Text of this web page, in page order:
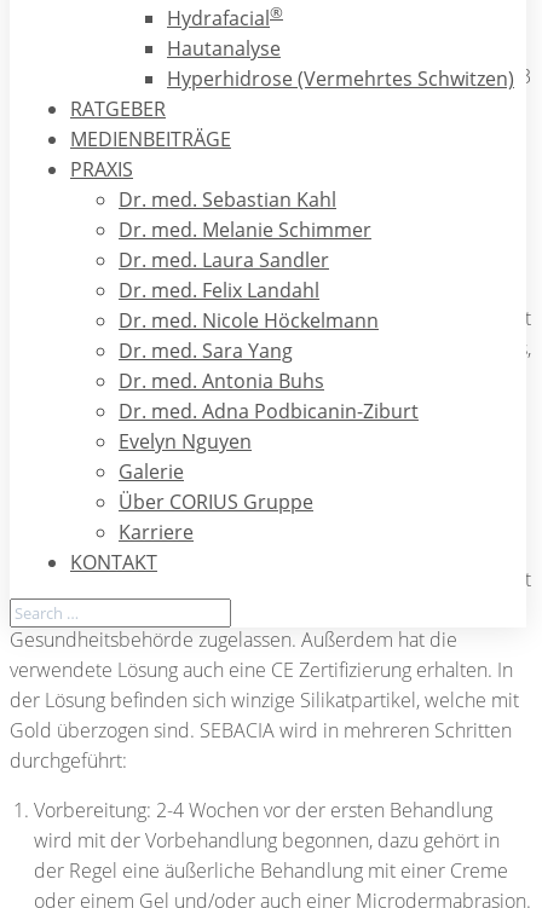
Hydrafacial®
Hautanalyse
Hyperhidrose (Vermehrtes Schwitzen)
RATGEBER
MEDIENBEITRÄGE
PRAXIS
Dr. med. Sebastian Kahl
Dr. med. Melanie Schimmer
Dr. med. Laura Sandler
Dr. med. Felix Landahl
Dr. med. Nicole Höckelmann
Dr. med. Sara Yang
Dr. med. Antonia Buhs
Dr. med. Adna Podbicanin-Ziburt
Evelyn Nguyen
Galerie
Über CORIUS Gruppe
Karriere
KONTAKT
Das bedeutet, der Patient nimmt Tabletten ein. Es handelt
sich dabei entweder um Antibiotika oder um Isotretinoin.
Antibiotika können immer nur wenige Wochen bis maximal 3
Monate gegeben werden wegen der Gefahr der
Resistenzentwicklung und möglicher Nebenwirkungen.
Isotretinoin ist ein hochwirksames Medikament, wird aber
oft schlecht vertragen und darf Frauen mit aktuellem
Kinderwunsch oder Leistungssportlern nicht gegeben
werden. Außerdem sind immer weniger Menschen bereit
Medikamente einzunehmen – aus Angst vor möglichen
Nebenwirkungen. Oft nehmen Patienten mit Akne lieber Zeit
und hohe Kosten für Behandlungen wie Fruchtsäurepeelings,
Hydrafacial und Ausreinigungen auf sich, als Tabletten zu
schlucken.
Als Dermatologin war ich deshalb sofort interessiert, als ich
von einem neuen Therapieansatz in der Behandlung der
Akne hörte, der ohne Chemie mit einem rein physikalischen
Prinzip funktioniert. Dabei werden durch Laserlicht
Goldpartikeln in den Talgdrüsen erhitzt. Das Verfahren nennt
sich SEBACIA und wurde von der amerikanischen
Gesundheitsbehörde zugelassen. Außerdem hat die
verwendete Lösung auch eine CE Zertifizierung erhalten. In
der Lösung befinden sich winzige Silikatpartikel, welche mit
Gold überzogen sind. SEBACIA wird in mehreren Schritten
durchgeführt:
Vorbereitung: 2-4 Wochen vor der ersten Behandlung
wird mit der Vorbehandlung begonnen, dazu gehört in
der Regel eine äußerliche Behandlung mit einer Creme
oder einem Gel und/oder auch einer Microdermabrasion.